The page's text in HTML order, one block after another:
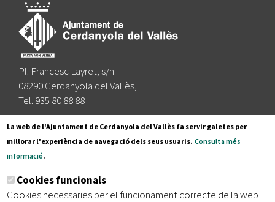
Pl. Francesc Layret, s/n
08290 Cerdanyola del Vallès,
Tel. 935 80 88 88
Segueix-nos a:
Subscriu-te al nostre butlletí
La web de l'Ajuntament de Cerdanyola del Vallès fa servir galetes per
millorar l'experiència de navegació dels seus usuaris. Consulta més
informació.
Cookies funcionals
Cookies necessaries per el funcionament correcte de la web